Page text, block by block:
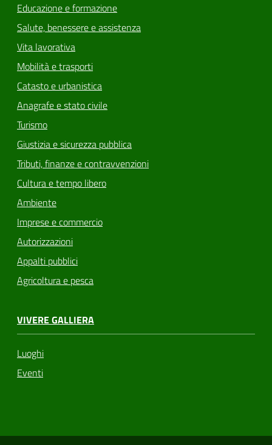
Educazione e formazione
Salute, benessere e assistenza
Vita lavorativa
Mobilità e trasporti
Catasto e urbanistica
Anagrafe e stato civile
Turismo
Giustizia e sicurezza pubblica
Tributi, finanze e contravvenzioni
Cultura e tempo libero
Ambiente
Imprese e commercio
Autorizzazioni
Appalti pubblici
Agricoltura e pesca
VIVERE GALLIERA
Luoghi
Eventi